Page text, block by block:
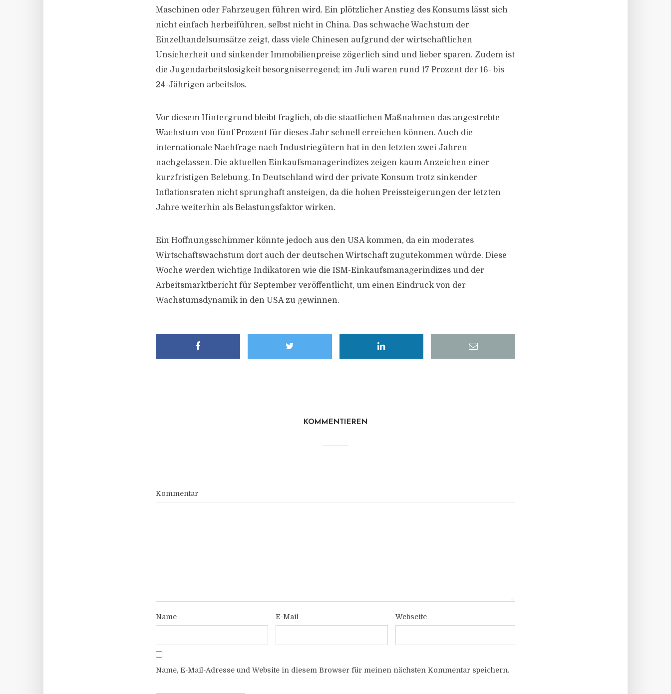
Maschinen oder Fahrzeugen führen wird. Ein plötzlicher Anstieg des Konsums lässt sich
nicht einfach herbeiführen, selbst nicht in China. Das schwache Wachstum der
Einzelhandelsumsätze zeigt, dass viele Chinesen aufgrund der wirtschaftlichen
Unsicherheit und sinkender Immobilienpreise zögerlich sind und lieber sparen. Zudem ist
die Jugendarbeitslosigkeit besorgniserregend; im Juli waren rund 17 Prozent der 16- bis
24-Jährigen arbeitslos.
Vor diesem Hintergrund bleibt fraglich, ob die staatlichen Maßnahmen das angestrebte
Wachstum von fünf Prozent für dieses Jahr schnell erreichen können. Auch die
internationale Nachfrage nach Industriegütern hat in den letzten zwei Jahren
nachgelassen. Die aktuellen Einkaufsmanagerindizes zeigen kaum Anzeichen einer
kurzfristigen Belebung. In Deutschland wird der private Konsum trotz sinkender
Inflationsraten nicht sprunghaft ansteigen, da die hohen Preissteigerungen der letzten
Jahre weiterhin als Belastungsfaktor wirken.
Ein Hoffnungsschimmer könnte jedoch aus den USA kommen, da ein moderates
Wirtschaftswachstum dort auch der deutschen Wirtschaft zugutekommen würde. Diese
Woche werden wichtige Indikatoren wie die ISM-Einkaufsmanagerindizes und der
Arbeitsmarktbericht für September veröffentlicht, um einen Eindruck von der
Wachstumsdynamik in den USA zu gewinnen.
KOMMENTIEREN
Kommentar
Name E-Mail Webseite
Name, E-Mail-Adresse und Website in diesem Browser für meinen nächsten Kommentar speichern.